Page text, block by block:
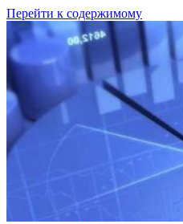
Перейти к содержимому